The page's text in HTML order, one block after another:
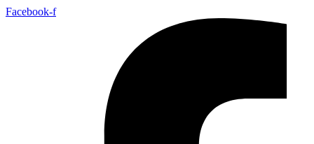
Facebook-f